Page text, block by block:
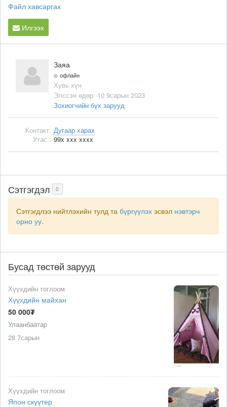
Файл хавсаргах
Илгээх
Заяа
офлайн
Хувь хүн
Элссэн өдөр -10 9сарын 2023
Зохиогчийн бүх зарууд
Контакт: Дугаар харах
Утас.: 99x xxx xxxx
Сэтгэгдэл 0
Сэтгэгдлээ нийтлэхийн тулд та бүргүүлэх эсвэл нэвтэрч
орно уу.
Бусад төстөй зарууд
Хүүхдийн тоглоом
Хүүхдийн майхан
50 000₮
Улаанбаатар
28 7сарын
Хүүхдийн тоглоом
Япон скүүтер